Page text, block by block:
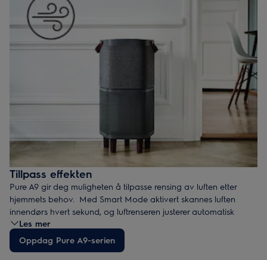
Tillpass effekten
Pure A9 gir deg muligheten å tilpasse rensing av luften etter
hjemmets behov. Med Smart Mode aktivert skannes luften
innendørs hvert sekund, og luftrenseren justerer automatisk
effekten ved behov, og sikrer hjemmet ditt mot pollen - år etter
år.
Wellbeing-appen gir deg informasjon om luftens temperatur og
Les mer
Oppdag Pure A9-serien